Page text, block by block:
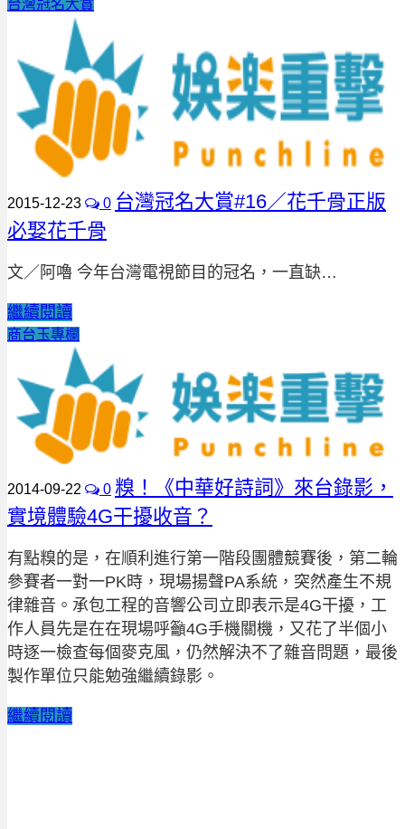
台灣冠名大賞
2015-12-23 0 台灣冠名大賞#16／花千骨正版
必娶花千骨
文／阿嚕 今年台灣電視節目的冠名，一直缺…
繼續閱讀
商台玉專欄
2014-09-22 0 糗！《中華好詩詞》來台錄影，
實境體驗4G干擾收音？
有點糗的是，在順利進行第一階段團體競賽後，第二輪
參賽者一對一PK時，現場揚聲PA系統，突然產生不規
律雜音。承包工程的音響公司立即表示是4G干擾，工
作人員先是在在現場呼籲4G手機關機，又花了半個小
時逐一檢查每個麥克風，仍然解決不了雜音問題，最後
製作單位只能勉強繼續錄影。
繼續閱讀